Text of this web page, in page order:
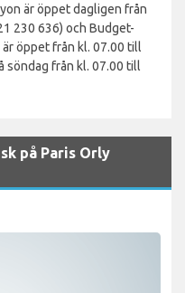
är öppet dagligen från
230 636) och Budget-
öppet från kl. 07.00 till
söndag från kl. 07.00 till
på Paris Orly